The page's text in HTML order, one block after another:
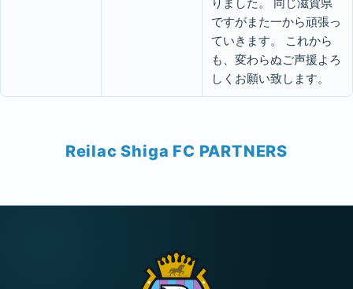
りました。 同じ滋賀県
ですがまた一から頑張っ
ていきます。 これから
も、変わらぬご声援よろ
しくお願い致します。
Reilac Shiga FC PARTNERS